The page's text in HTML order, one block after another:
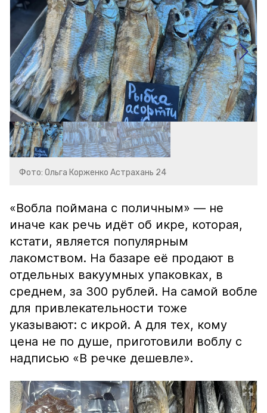
Фото: Ольга Корженко Астрахань 24
«Вобла поймана с поличным» — не
иначе как речь идёт об икре, которая,
кстати, является популярным
лакомством. На базаре её продают в
отдельных вакуумных упаковках, в
среднем, за 300 рублей. На самой вобле
для привлекательности тоже
указывают: с икрой. А для тех, кому
цена не по душе, приготовили воблу с
надписью «В речке дешевле».